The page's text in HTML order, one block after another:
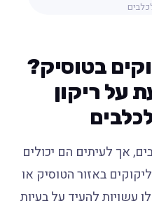
בטוסיק?
על ריקון
אך לעיתים הם יכולים
באזור הטוסיק או